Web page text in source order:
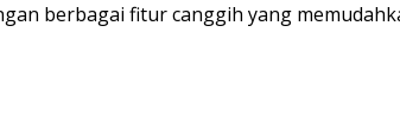
berbagai fitur canggih yang